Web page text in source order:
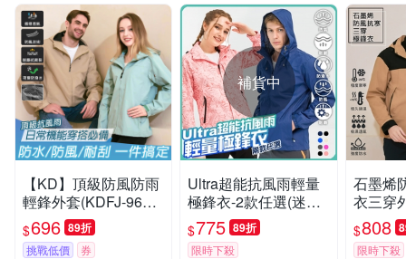
【KD】頂級防風防雨
輕鋒外套(KDFJ-960/
防潑水/防風/耐磨/透
氣)
$696 89折
挑戰低價 券
補貨中
Ultra超能抗風雨輕量
極鋒衣-2款任選(迷彩/
防潑水/防曬/防風/抗U
V)【KD】
$775 89折
限時下殺
石墨烯
衣三穿
FJ-
潑水/多
$808
限時下殺